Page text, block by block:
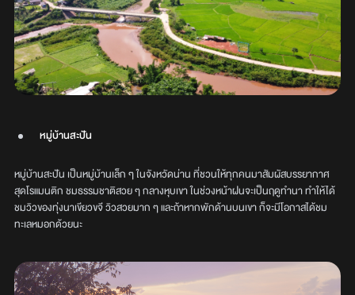
หมู่บ้านสะปัน
หมู่บ้านสะปัน เป็นหมู่บ้านเล็ก ๆ ในจังหวัดน่าน ที่ชวนให้ทุกคนมาสัมผัสบรรยากาศ
สุดโรแมนติก ชมธรรมชาติสวย ๆ กลางหุบเขา ในช่วงหน้าฝนจะเป็นฤดูทำนา ทำให้ได้
ชมวิวของทุ่งนาเขียวขจี วิวสวยมาก ๆ และถ้าหากพักด้านบนเขา ก็จะมีโอกาสได้ชม
ทะเลหมอกด้วยนะ